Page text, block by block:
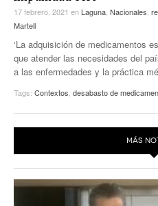
17 febrero, 2021 en Laguna Nacionales
Martell
‘La adquisición de medicamentos
que atender las necesidades del
a las enfermedades y la práctica
Tags: Contextos desabasto de
MÁS